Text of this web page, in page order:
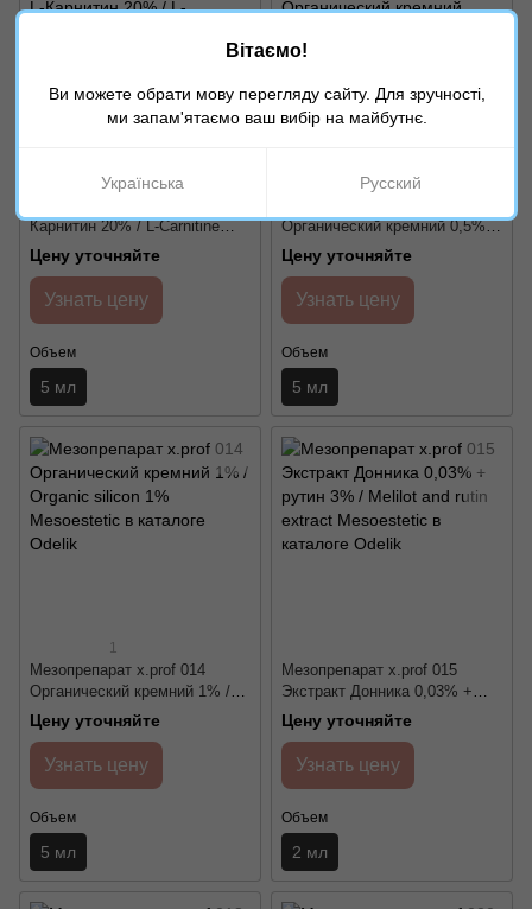
Карнитин 20% / L-Carnitine
Mesoestetic
Цену уточняйте
Узнать цену
Объем
5 мл
Органический кремний 0,5% /
Organic silicon 0,5%
Mesoestetic
Цену уточняйте
Узнать цену
Объем
5 мл
1
Мезопрепарат x.prof 014
Органический кремний 1% /
Organic silicon 1% Mesoestetic
Цену уточняйте
Узнать цену
Объем
5 мл
Мезопрепарат x.prof 015
Экстракт Донника 0,03% +
рутин 3% / Melilоt and rutin
extract Mesoestetic
Цену уточняйте
Узнать цену
Объем
2 мл
Вітаємо!
Ви можете обрати мову перегляду сайту. Для зручності,
ми запам'ятаємо ваш вибір на майбутнє.
Українська Русский